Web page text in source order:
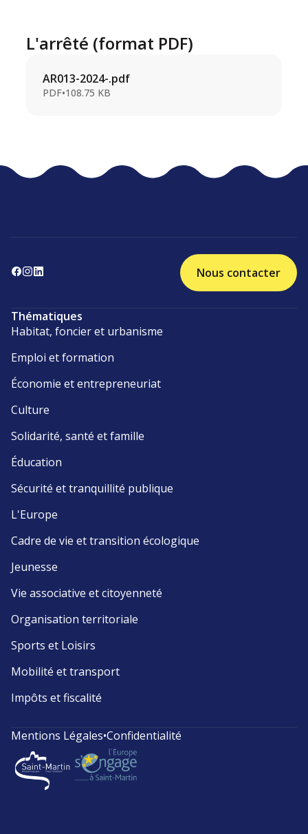
L'arrêté (format PDF)
AR013-2024-.pdf
PDF•108.75 KB
Nous contacter
Thématiques
Habitat, foncier et urbanisme
Emploi et formation
Économie et entrepreneuriat
Culture
Solidarité, santé et famille
Éducation
Sécurité et tranquillité publique
L'Europe
Cadre de vie et transition écologique
Jeunesse
Vie associative et citoyenneté
Organisation territoriale
Sports et Loisirs
Mobilité et transport
Impôts et fiscalité
Mentions Légales•Confidentialité